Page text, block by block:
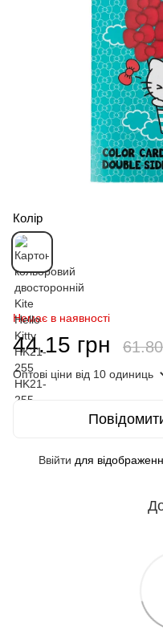
Колір
Немає в наявності
44.15 грн
Оптові ціни від 10 одиниць
Ввійти для